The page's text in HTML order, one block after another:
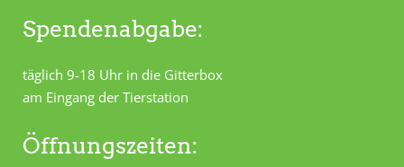
Spendenabgabe:
täglich 9-18 Uhr in die Gitterbox
am Eingang der Tierstation
Öffnungszeiten: